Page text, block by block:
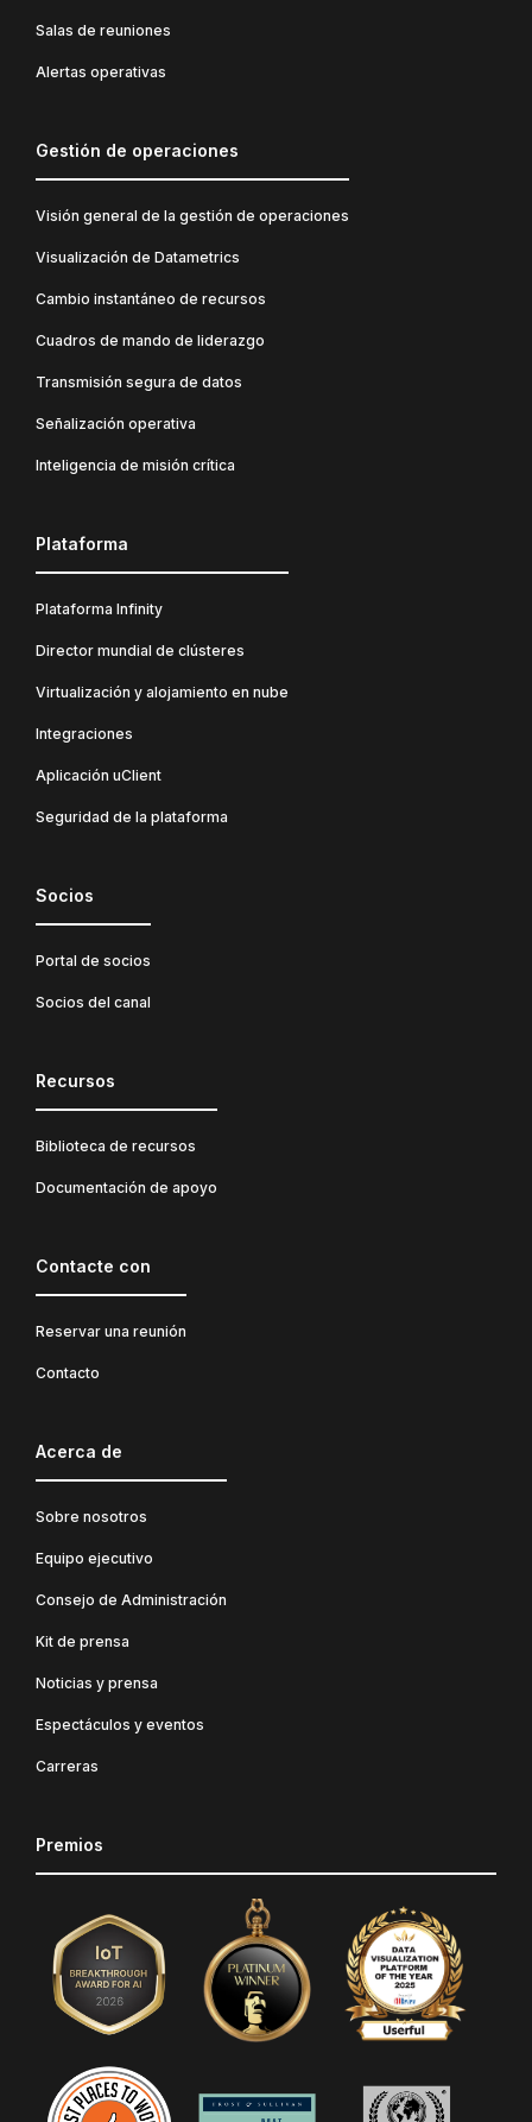
Salas de reuniones
Alertas operativas
Gestión de operaciones
Visión general de la gestión de operaciones
Visualización de Datametrics
Cambio instantáneo de recursos
Cuadros de mando de liderazgo
Transmisión segura de datos
Señalización operativa
Inteligencia de misión crítica
Plataforma
Plataforma Infinity
Director mundial de clústeres
Virtualización y alojamiento en nube
Integraciones
Aplicación uClient
Seguridad de la plataforma
Socios
Portal de socios
Socios del canal
Recursos
Biblioteca de recursos
Documentación de apoyo
Contacte con
Reservar una reunión
Contacto
Acerca de
Sobre nosotros
Equipo ejecutivo
Consejo de Administración
Kit de prensa
Noticias y prensa
Espectáculos y eventos
Carreras
Premios